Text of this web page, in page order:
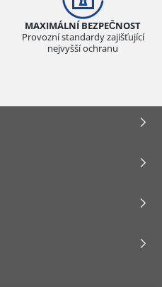
MAXIMÁLNÍ BEZPEČNOST
Provozní standardy zajišťující
nejvyšší ochranu